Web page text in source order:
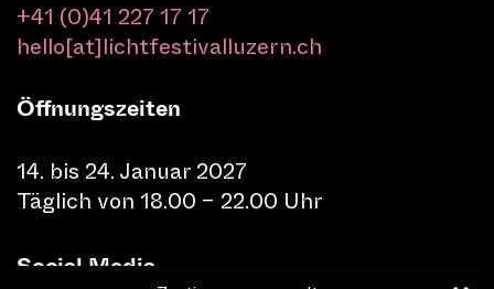
+41 (0)41 227 17 17
hello[at]lichtfestivalluzern.ch
Öffnungszeiten
14. bis 24. Januar 2027
Täglich von 18.00 – 22.00 Uhr
Social Media